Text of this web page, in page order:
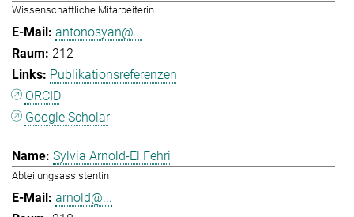
Wissenschaftliche Mitarbeiterin
antonosyan@...
212
Publikationsreferenzen
ORCID
Google Scholar
Sylvia Arnold-El Fehri
Abteilungsassistentin
arnold@...